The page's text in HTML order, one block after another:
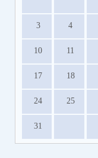
3 4
10 11
17 18
24 25
31